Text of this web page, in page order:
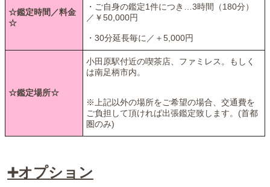
☆鑑定時間／料金
☆
・ご自身の鑑定1件につき…3時間（180分）
／￥50,000円
・30分延長毎に／＋5,000円
☆鑑定場所☆
小田原駅付近の喫茶店、ファミレス。もしく
は南足柄市内。
※上記以外の場所をご希望の場合、交通費を
ご負担して頂ければ出張鑑定致します。(首都
圏のみ)
➕オプション